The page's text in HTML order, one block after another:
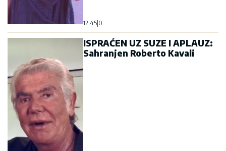
12:45|0
ISPRAĆEN UZ SUZE I APLAUZ:
Sahranjen Roberto Kavali